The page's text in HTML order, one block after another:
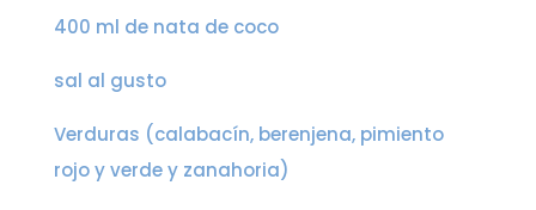
400 ml de nata de coco
sal al gusto
Verduras (calabacín, berenjena, pimiento
rojo y verde y zanahoria)